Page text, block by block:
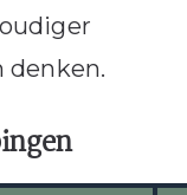
denken.